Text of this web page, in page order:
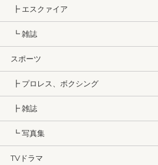
┣ エスクァイア
┗ 雑誌
スポーツ
┣ プロレス、ボクシング
┣ 雑誌
┗ 写真集
TVドラマ